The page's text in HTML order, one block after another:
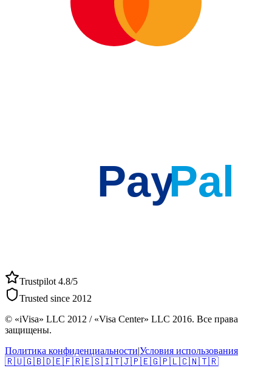
PayPal
Trustpilot 4.8/5
Trusted since 2012
© «iVisa» LLC 2012 / «Visa Center» LLC 2016. Все права
защищены.
Политика конфиденциальности Условия использования
🇷🇺🇬🇧🇩🇪🇫🇷🇪🇸🇮🇹🇯🇵🇪🇬🇵🇱🇨🇳🇹🇷